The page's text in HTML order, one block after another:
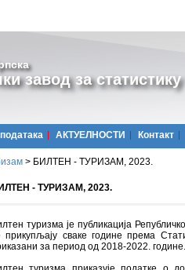
завод за статистику
АКТУЕЛНОСТИ Контакт
> БИЛТЕН - ТУРИЗАМ, 2023.
- ТУРИЗАМ, 2023.
туризма је публикација
прикупљају сваке године према
за период од 2018-2022. године.